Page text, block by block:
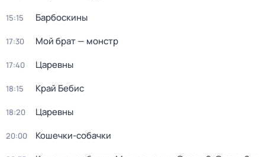
15:15 Барбоскины
17:30 Мой брат — монстр
17:40 Царевны
18:15 Край Бебис
18:20 Царевны
20:00 Кошечки-собачки